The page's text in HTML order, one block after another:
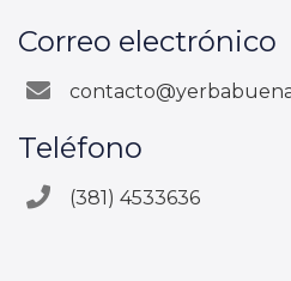
Correo electrónico
Teléfono
(381) 4533636